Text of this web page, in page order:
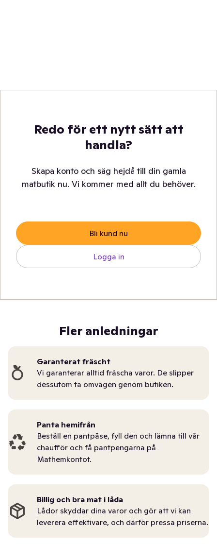
Redo för ett nytt sätt att
handla?
Skapa konto och säg hejdå till din gamla
matbutik nu. Vi kommer med allt du behöver.
Bli kund nu
Logga in
Fler anledningar
Garanterat fräscht
Vi garanterar alltid fräscha varor. De slipper
dessutom ta omvägen genom butiken.
Panta hemifrån
Beställ en pantpåse, fyll den och lämna till vår
chaufför och få pantpengarna på
Mathemkontot.
Billig och bra mat i låda
Lådor skyddar dina varor och gör att vi kan
leverera effektivare, och därför pressa priserna.